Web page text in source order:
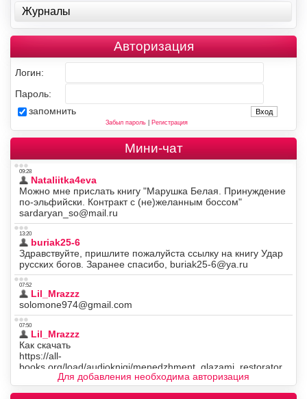
Журналы
Авторизация
Логин:
Пароль:
запомнить
Забыл пароль| Регистрация
Мини-чат
Для добавления необходима авторизация